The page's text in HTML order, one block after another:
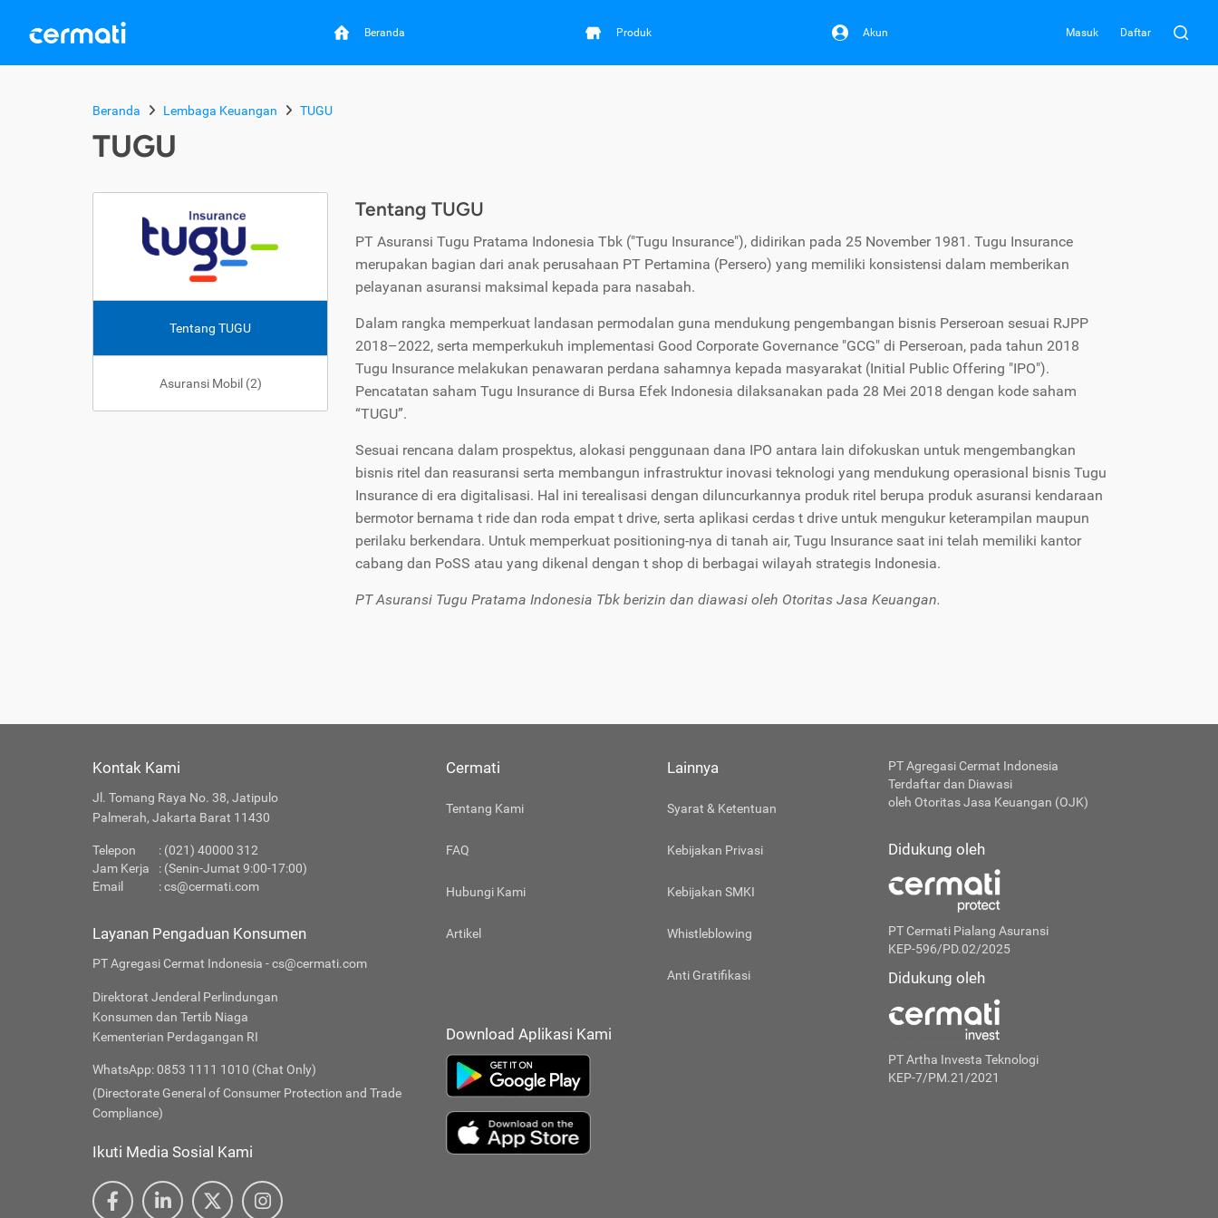
Beranda Produk Akun Masuk Daftar
Beranda Lembaga Keuangan TUGU
TUGU
Tentang TUGU
Asuransi Mobil (2)
Tentang TUGU
PT Asuransi Tugu Pratama Indonesia Tbk ("Tugu Insurance"), didirikan pada 25 November 1981. Tugu Insurance
merupakan bagian dari anak perusahaan PT Pertamina (Persero) yang memiliki konsistensi dalam memberikan
pelayanan asuransi maksimal kepada para nasabah.
Dalam rangka memperkuat landasan permodalan guna mendukung pengembangan bisnis Perseroan sesuai RJPP
2018–2022, serta memperkukuh implementasi Good Corporate Governance "GCG" di Perseroan, pada tahun 2018
Tugu Insurance melakukan penawaran perdana sahamnya kepada masyarakat (Initial Public Offering "IPO").
Pencatatan saham Tugu Insurance di Bursa Efek Indonesia dilaksanakan pada 28 Mei 2018 dengan kode saham
“TUGU”.
Sesuai rencana dalam prospektus, alokasi penggunaan dana IPO antara lain difokuskan untuk mengembangkan
bisnis ritel dan reasuransi serta membangun infrastruktur inovasi teknologi yang mendukung operasional bisnis Tugu
Insurance di era digitalisasi. Hal ini terealisasi dengan diluncurkannya produk ritel berupa produk asuransi kendaraan
bermotor bernama t ride dan roda empat t drive, serta aplikasi cerdas t drive untuk mengukur keterampilan maupun
perilaku berkendara. Untuk memperkuat positioning-nya di tanah air, Tugu Insurance saat ini telah memiliki kantor
cabang dan PoSS atau yang dikenal dengan t shop di berbagai wilayah strategis Indonesia.
PT Asuransi Tugu Pratama Indonesia Tbk berizin dan diawasi oleh Otoritas Jasa Keuangan.
Kontak Kami
Jl. Tomang Raya No. 38, Jatipulo
Palmerah, Jakarta Barat 11430
Telepon
: (021) 40000 312
Jam Kerja
: (Senin-Jumat 9:00-17:00)
Email
:cs@cermati.com
Layanan Pengaduan Konsumen
PT Agregasi Cermat Indonesia - cs@cermati.com
Direktorat Jenderal Perlindungan
Konsumen dan Tertib Niaga
Kementerian Perdagangan RI
WhatsApp: 0853 1111 1010 (Chat Only)
(Directorate General of Consumer Protection and Trade
Compliance)
Ikuti Media Sosial Kami
Cermati
Tentang Kami
FAQ
Hubungi Kami
Artikel
Lainnya
Syarat & Ketentuan
Kebijakan Privasi
Kebijakan SMKI
Whistleblowing
Anti Gratifikasi
Download Aplikasi Kami
PT Agregasi Cermat Indonesia
Terdaftar dan Diawasi
oleh Otoritas Jasa Keuangan (OJK)
Didukung oleh
PT Cermati Pialang Asuransi
KEP-596/PD.02/2025
Didukung oleh
PT Artha Investa Teknologi
KEP-7/PM.21/2021